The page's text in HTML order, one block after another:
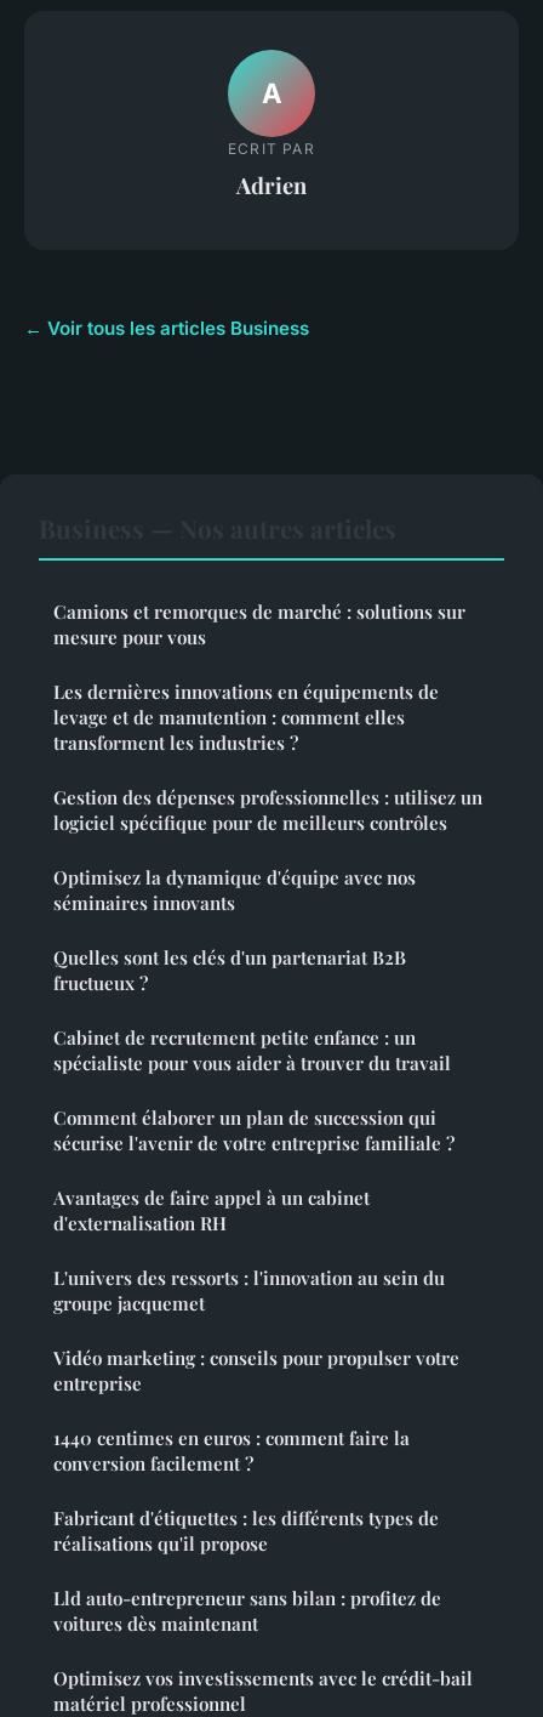
A
ECRIT PAR
Adrien
← Voir tous les articles Business
Camions et remorques de marché : solutions sur
mesure pour vous
Les dernières innovations en équipements de
levage et de manutention : comment elles
transforment les industries ?
Gestion des dépenses professionnelles : utilisez un
logiciel spécifique pour de meilleurs contrôles
Optimisez la dynamique d'équipe avec nos
séminaires innovants
Quelles sont les clés d'un partenariat B2B
fructueux ?
Cabinet de recrutement petite enfance : un
spécialiste pour vous aider à trouver du travail
Comment élaborer un plan de succession qui
sécurise l'avenir de votre entreprise familiale ?
Avantages de faire appel à un cabinet
d'externalisation RH
L'univers des ressorts : l'innovation au sein du
groupe jacquemet
Vidéo marketing : conseils pour propulser votre
entreprise
1440 centimes en euros : comment faire la
conversion facilement ?
Fabricant d'étiquettes : les différents types de
réalisations qu'il propose
Lld auto-entrepreneur sans bilan : profitez de
voitures dès maintenant
Optimisez vos investissements avec le crédit-bail
matériel professionnel